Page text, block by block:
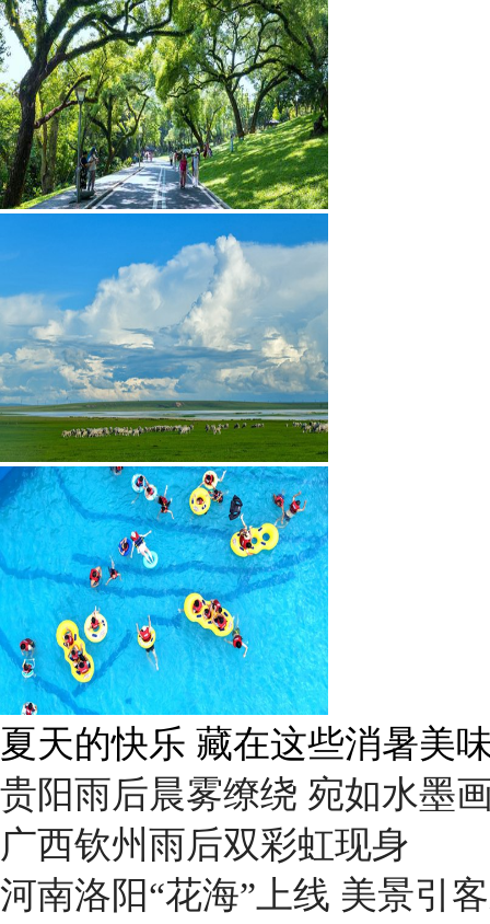
广西南宁：盛夏里的“绿野仙
贵阳雨后晨雾缭绕 宛如水墨
广西钦州雨后双彩虹现身
河南洛阳“花海”上线 美景引